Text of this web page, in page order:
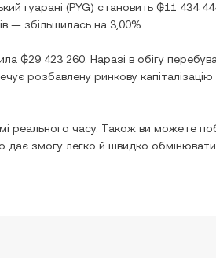
гуарані (PYG) становить ₲11 434
— збільшилась на 3,00%
₲29 423 260 . Наразі в обігу
розбавлену ринкову капіталізацію
реального часу. Також ви можете
дає змогу легко й швидко обмінювати